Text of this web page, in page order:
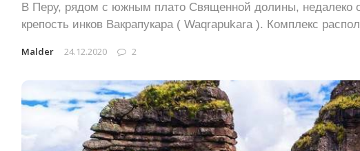
В Перу, рядом с южным плато Священной долины, недалеко
крепость инков Вакрапукара ( Waqrapukara ). Комплекс
Malder 24.12.2020 2